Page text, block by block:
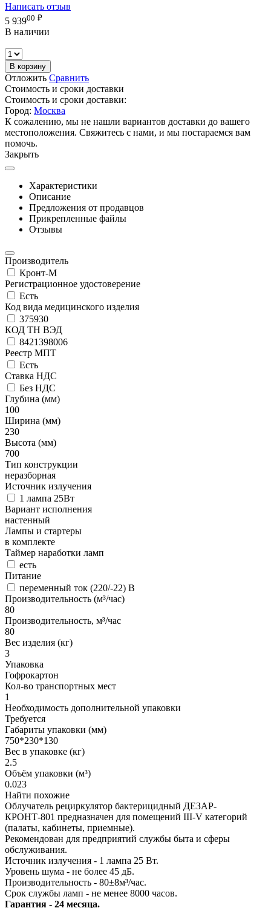
Написать отзыв
5 93900 ₽
В наличии
В корзину
Отложить Сравнить
Стоимость и сроки доставки
Стоимость и сроки доставки:
Город: Москва
К сожалению, мы не нашли вариантов доставки до вашего
местоположения. Свяжитесь с нами, и мы постараемся вам
помочь.
Закрыть
Характеристики
Описание
Предложения от продавцов
Прикрепленные файлы
Отзывы
Производитель
Кронт-М
Регистрационное удостоверение
Есть
Код вида медицинского изделия
375930
КОД ТН ВЭД
8421398006
Реестр МПТ
Есть
Ставка НДС
Без НДС
Глубина (мм)
100
Ширина (мм)
230
Высота (мм)
700
Тип конструкции
неразборная
Источник излучения
1 лампа 25Вт
Вариант исполнения
настенный
Лампы и стартеры
в комплекте
Таймер наработки ламп
есть
Питание
переменный ток (220/-22) В
Производительность (м³/час)
80
Производительность, м³/час
80
Вес изделия (кг)
3
Упаковка
Гофрокартон
Кол-во транспортных мест
1
Необходимость дополнительной упаковки
Требуется
Габариты упаковки (мм)
750*230*130
Вес в упаковке (кг)
2.5
Объём упаковки (м³)
0.023
Найти похожие
Облучатель рециркулятор бактерицидный ДЕЗАР-
КРОНТ-801 предназначен для помещений III-V категорий
(палаты, кабинеты, приемные).
Рекомендован для предприятий службы быта и сферы
обслуживания.
Источник излучения - 1 лампа 25 Вт.
Уровень шума - не более 45 дБ.
Производительность - 80±8м³/час.
Срок службы ламп - не менее 8000 часов.
Гарантия - 24 месяца.